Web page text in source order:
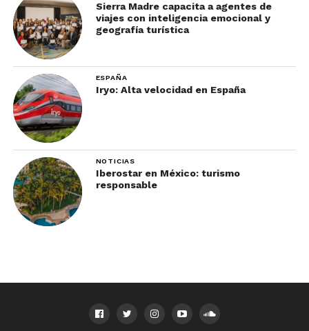
Sierra Madre capacita a agentes de
viajes con inteligencia emocional y
geografía turística
ESPAÑA
Iryo: Alta velocidad en España
NOTICIAS
Iberostar en México: turismo
responsable